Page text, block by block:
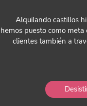
Alquilando castillos
hemos puesto como
clientes también a